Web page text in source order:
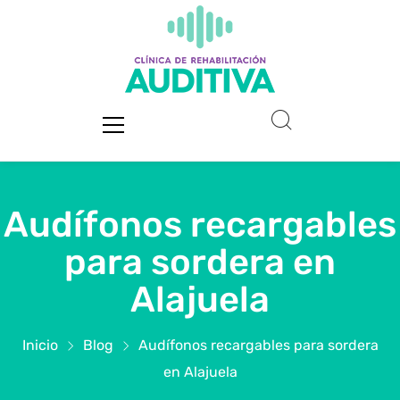
Audífonos recargables
para sordera en
Alajuela
Inicio Blog
Audífonos recargables para sordera
en Alajuela